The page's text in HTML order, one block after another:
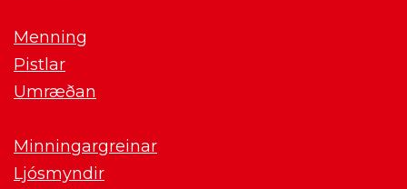
Menning
Pistlar
Umræðan
Minningargreinar
Ljósmyndir